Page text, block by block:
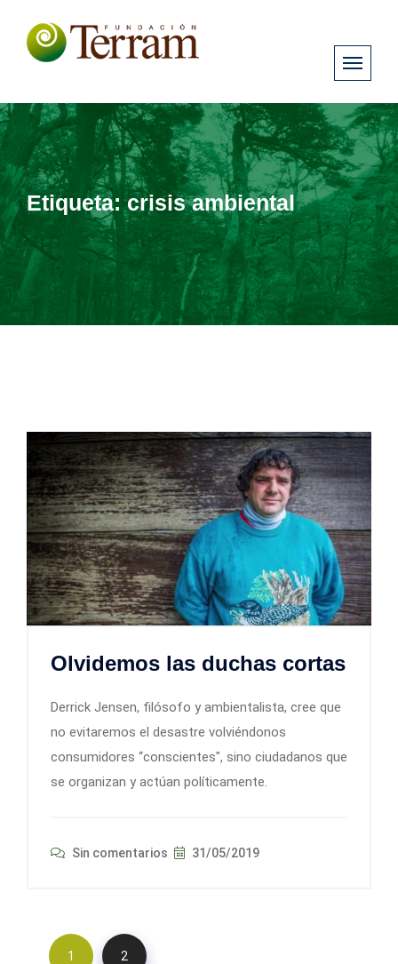
Etiqueta:crisis ambiental
Olvidemos las duchas cortas
Derrick Jensen, filósofo y ambientalista, cree que
no evitaremos el desastre volviéndonos
consumidores “conscientes", sino ciudadanos que
se organizan y actúan políticamente.
Sin comentarios 31/05/2019
1 2